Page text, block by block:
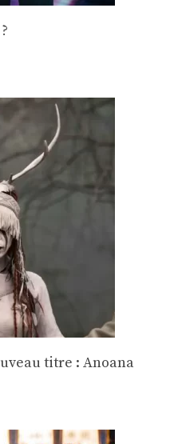
titre : Anoana